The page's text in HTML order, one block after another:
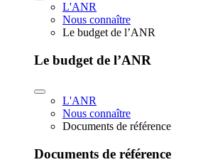
L'ANR
Nous connaître
Le budget de l’ANR
Le budget de l’ANR
L'ANR
Nous connaître
Documents de référence
Documents de référence